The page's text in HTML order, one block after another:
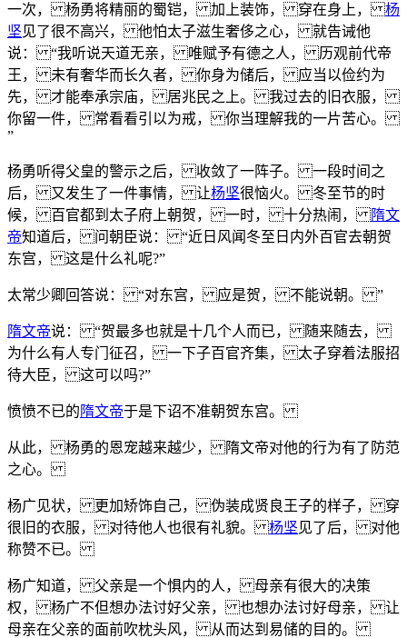
一次， 杨勇将精丽的蜀铠， 加上装饰， 穿在身上，杨
坚见了很不高兴， 他怕太子滋生奢侈之心， 就告诫他
说： “我听说天道无亲， 唯赋予有德之人， 历观前代帝
王， 未有奢华而长久者， 你身为储后， 应当以俭约为
先， 才能奉承宗庙， 居兆民之上。 我过去的旧衣服，
你留一件， 常看看引以为戒， 你当理解我的一片苦心。
”
杨勇听得父皇的警示之后， 收敛了一阵子。 一段时间之
后， 又发生了一件事情， 让杨坚很恼火。 冬至节的时
候， 百官都到太子府上朝贺， 一时， 十分热闹，隋文
帝知道后， 问朝臣说： “近日风闻冬至日内外百官去朝贺
东宫， 这是什么礼呢?”
太常少卿回答说： “对东宫， 应是贺， 不能说朝。 ”
隋文帝说： “贺最多也就是十几个人而已， 随来随去，
为什么有人专门征召， 一下子百官齐集， 太子穿着法服招
待大臣， 这可以吗?”
愤愤不已的 隋文帝于是下诏不准朝贺东宫。
从此， 杨勇的恩宠越来越少， 隋文帝对他的行为有了防范
之心。
杨广见状， 更加矫饰自己， 伪装成贤良王子的样子， 穿
很旧的衣服， 对待他人也很有礼貌。杨坚见了后， 对他
称赞不已。
杨广知道， 父亲是一个惧内的人， 母亲有很大的决策
权， 杨广不但想办法讨好父亲， 也想办法讨好母亲， 让
母亲在父亲的面前吹枕头风， 从而达到易储的目的。